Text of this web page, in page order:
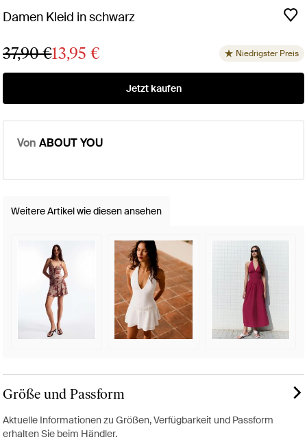
Damen Kleid in schwarz
37,90 €13,95 € Niedrigster Preis
Jetzt kaufen
Von ABOUT YOU
Weitere Artikel wie diesen ansehen
Größe und Passform
Aktuelle Informationen zu Größen, Verfügbarkeit und Passform
erhalten Sie beim Händler.